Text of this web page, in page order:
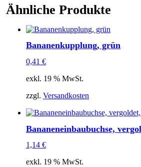
Ähnliche Produkte
Bananenkupplung, grün
0,41 €
exkl. 19 % MwSt.
zzgl. Versandkosten
Bananeneinbaubuchse,
1,14 €
exkl. 19 % MwSt.